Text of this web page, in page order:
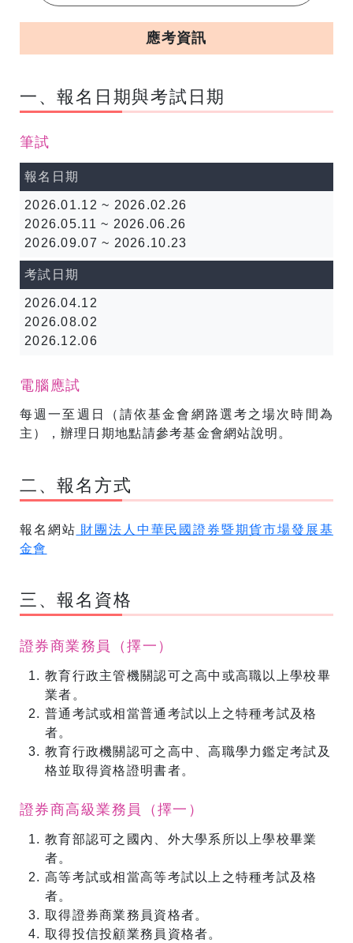
應考資訊
一、報名日期與考試日期
筆試
報名日期
2026.01.12 ~ 2026.02.26
2026.05.11 ~ 2026.06.26
2026.09.07 ~ 2026.10.23
考試日期
2026.04.12
2026.08.02
2026.12.06
電腦應試
每週一至週日（請依基金會網路選考之場次時間為
主），辦理日期地點請參考基金會網站說明。
二、報名方式
報名網站 財團法人中華民國證券暨期貨市場發展基
金會
三、報名資格
證券商業務員（擇一）
教育行政主管機關認可之高中或高職以上學校畢
業者。
普通考試或相當普通考試以上之特種考試及格
者。
教育行政機關認可之高中、高職學力鑑定考試及
格並取得資格證明書者。
證券商高級業務員（擇一）
教育部認可之國內、外大學系所以上學校畢業
者。
高等考試或相當高等考試以上之特種考試及格
者。
取得證券商業務員資格者。
取得投信投顧業務員資格者。